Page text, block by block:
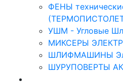
ФЕНЫ
УШМ - Угловые
МИКСЕРЫ
ШЛИФМАШИНЫ
ШУРУПОВЕРТЫ